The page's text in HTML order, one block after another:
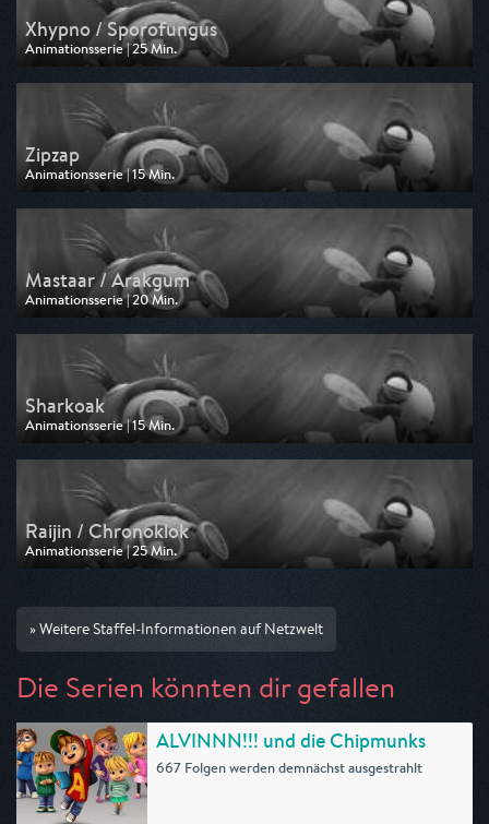
Xhypno / Sporofungus
Animationsserie | 25 Min.
Ausgestrahlt von Disney Channel
am 12.05.2026, 14:10
Zipzap
Animationsserie | 15 Min.
Ausgestrahlt von Disney Channel
am 11.05.2026, 14:35
Mastaar / Arakgum
Animationsserie | 20 Min.
Ausgestrahlt von Disney Channel
am 11.05.2026, 14:15
Sharkoak
Animationsserie | 15 Min.
Ausgestrahlt von Disney Channel
am 08.05.2026, 14:35
Raijin / Chronoklok
Animationsserie | 25 Min.
Ausgestrahlt von Disney Channel
» Weitere Staffel-Informationen auf Netzwelt
Die Serien könnten dir gefallen
ALVINNN!!! und die Chipmunks
667 Folgen werden demnächst ausgestrahlt